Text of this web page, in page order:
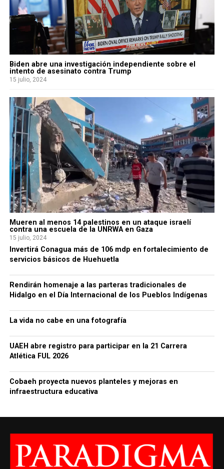
Biden abre una investigación independiente sobre el
intento de asesinato contra Trump
15 julio, 2024
Mueren al menos 14 palestinos en un ataque israelí
contra una escuela de la UNRWA en Gaza
15 julio, 2024
Invertirá Conagua más de 106 mdp en fortalecimiento de
servicios básicos de Huehuetla
Rendirán homenaje a las parteras tradicionales de
Hidalgo en el Día Internacional de los Pueblos Indígenas
La vida no cabe en una fotografía
UAEH abre registro para participar en la 21 Carrera
Atlética FUL 2026
Cobaeh proyecta nuevos planteles y mejoras en
infraestructura educativa